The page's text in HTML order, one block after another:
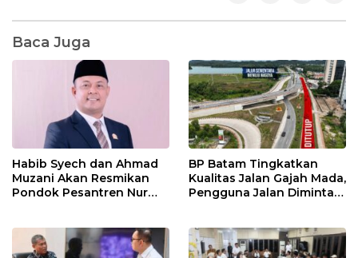
Baca Juga
Habib Syech dan Ahmad
Muzani Akan Resmikan
Pondok Pesantren Nur
BP Batam Tingkatkan
Kualitas Jalan Gajah Mada,
Pengguna Jalan Diminta